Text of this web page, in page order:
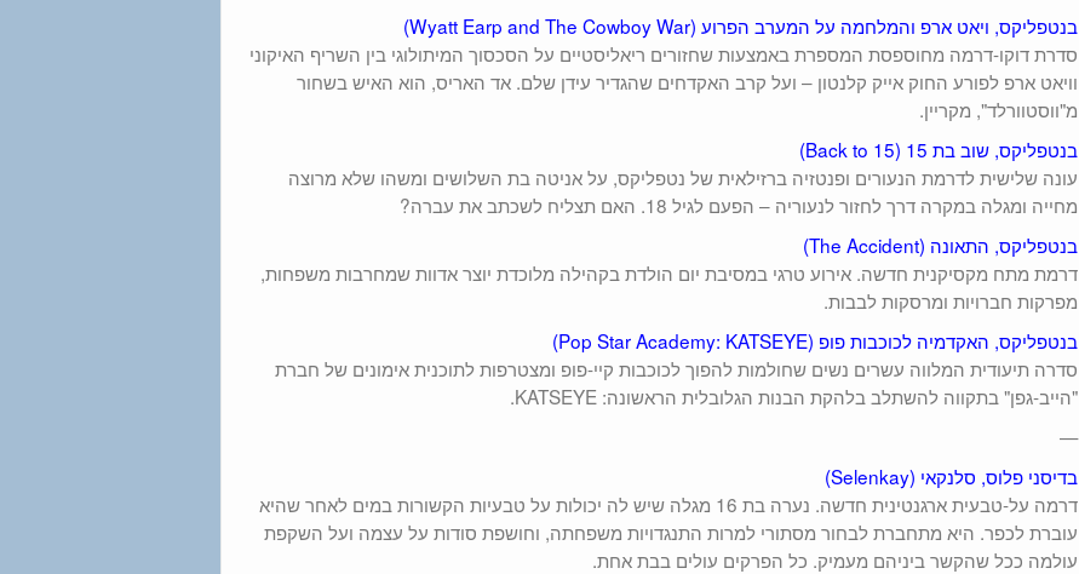
בנטפליקס, ויאט ארפ והמלחמה על המערב הפרוע (Wyatt Earp and The Cowboy War)
סדרת דוקו-דרמה מחוספסת המספרת באמצעות שחזורים ריאליסטיים על הסכסוך המיתולוגי בין השריף האיקוני
וויאט ארפ לפורע החוק אייק קלנטון – ועל קרב האקדחים שהגדיר עידן שלם. אד האריס, הוא האיש בשחור
מ"ווסטוורלד", מקריין.
בנטפליקס, שוב בת 15 (Back to 15)
עונה שלישית לדרמת הנעורים ופנטזיה ברזילאית של נטפליקס, על אניטה בת השלושים ומשהו שלא מרוצה
מחייה ומגלה במקרה דרך לחזור לנעוריה – הפעם לגיל 18. האם תצליח לשכתב את עברה?
בנטפליקס, התאונה (The Accident)
דרמת מתח מקסיקנית חדשה. אירוע טרגי במסיבת יום הולדת בקהילה מלוכדת יוצר אדוות שמחרבות משפחות,
מפרקות חברויות ומרסקות לבבות.
בנטפליקס, האקדמיה לכוכבות פופ (Pop Star Academy: KATSEYE)
סדרה תיעודית המלווה עשרים נשים שחולמות להפוך לכוכבות קיי-פופ ומצטרפות לתוכנית אימונים של חברת
"הייב‑גפן" בתקווה להשתלב בלהקת הבנות הגלובלית הראשונה: KATSEYE.
—
בדיסני פלוס, סלנקאי (Selenkay)
דרמה על-טבעית ארגנטינית חדשה. נערה בת 16 מגלה שיש לה יכולות על טבעיות הקשורות במים לאחר שהיא
עוברת לכפר. היא מתחברת לבחור מסתורי למרות התנגדויות משפחתה, וחושפת סודות על עצמה ועל השקפת
עולמה ככל שהקשר ביניהם מעמיק. כל הפרקים עולים בבת אחת.